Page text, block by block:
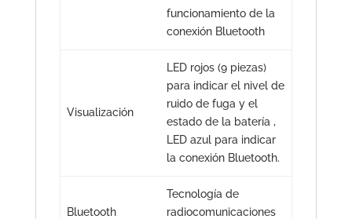
funcionamiento de la
conexión Bluetooth
Visualización
LED rojos (9 piezas)
para indicar el nivel de
ruido de fuga y el
estado de la batería ,
LED azul para indicar
la conexión Bluetooth.
Bluetooth
Tecnología de
radiocomunicaciones